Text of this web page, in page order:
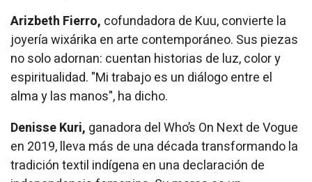
Arizbeth Fierro, cofundadora de Kuu, convierte la
joyería wixárika en arte contemporáneo. Sus piezas
no solo adornan: cuentan historias de luz, color y
espiritualidad. "Mi trabajo es un diálogo entre el
alma y las manos", ha dicho.
Denisse Kuri, ganadora del Who’s On Next de Vogue
en 2019, lleva más de una década transformando la
tradición textil indígena en una declaración de